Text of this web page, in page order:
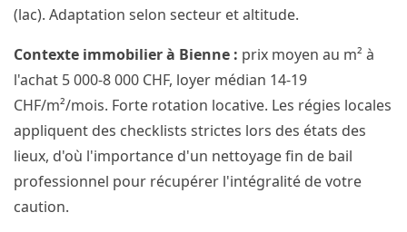
(lac). Adaptation selon secteur et altitude.
Contexte immobilier à Bienne : prix moyen au m² à
l'achat 5 000-8 000 CHF, loyer médian 14-19
CHF/m²/mois. Forte rotation locative. Les régies locales
appliquent des checklists strictes lors des états des
lieux, d'où l'importance d'un nettoyage fin de bail
professionnel pour récupérer l'intégralité de votre
caution.